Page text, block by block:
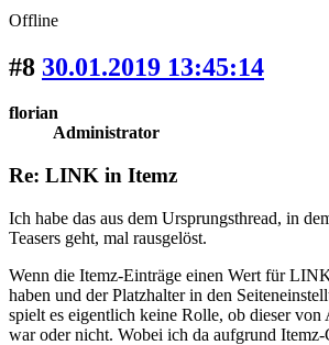
Offline
#8 30.01.2019 13:45:14
florian
Administrator
Re: LINK in Itemz
Ich habe das aus dem Ursprungsthread, in
Teasers geht, mal rausgelöst.
Wenn die Itemz-Einträge einen Wert für
haben und der Platzhalter in den
spielt es eigentlich keine Rolle, ob dieser von
war oder nicht. Wobei ich da aufgrund Itemz-